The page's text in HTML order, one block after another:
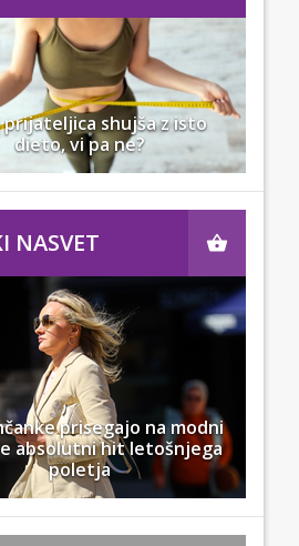
prijateljica shujša z isto
dieto, vi pa ne?
NASVET
prisegajo na modni
absolutni hit letošnjega
poletja